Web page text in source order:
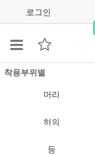
로그인
착용부위별
머리
하의
등